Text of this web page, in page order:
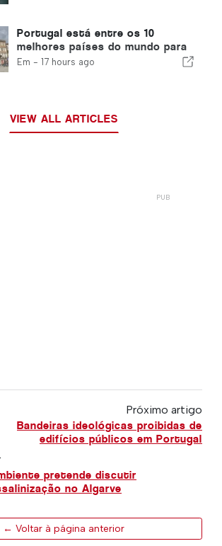
Portugal está entre os 10
melhores países do mundo para
expatriados
Em - 17 hours ago
VIEW ALL ARTICLES
Próximo artigo
Bandeiras ideológicas proibidas de
edifícios públicos em Portugal
pretende discutir
no Algarve
← Voltar à página anterior